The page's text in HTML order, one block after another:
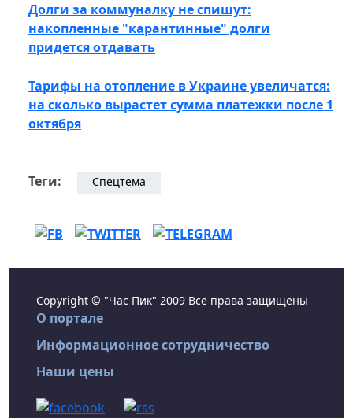
Долги за коммуналку не спишут:
накопленные "карантинные" долги
придется отдавать
Тарифы на отопление в Украине увеличатся:
на сколько вырастет сумма платежки после 1
октября
Теги: Спецтема
Copyright © "Час Пик" 2009 Все права защищены
О портале
Информационное сотрудничество
Наши цены